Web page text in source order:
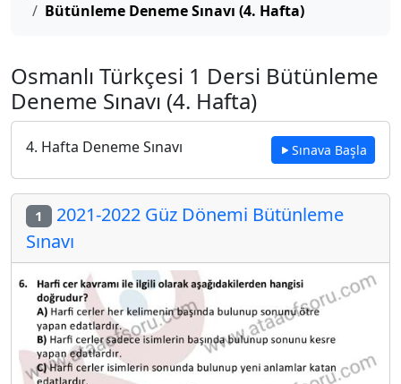
Bütünleme Deneme Sınavı (4. Hafta)
Osmanlı Türkçesi 1 Dersi Bütünleme
Deneme Sınavı (4. Hafta)
4. Hafta Deneme Sınavı Sınava Başla
1 2021-2022 Güz Dönemi Bütünleme
Sınavı